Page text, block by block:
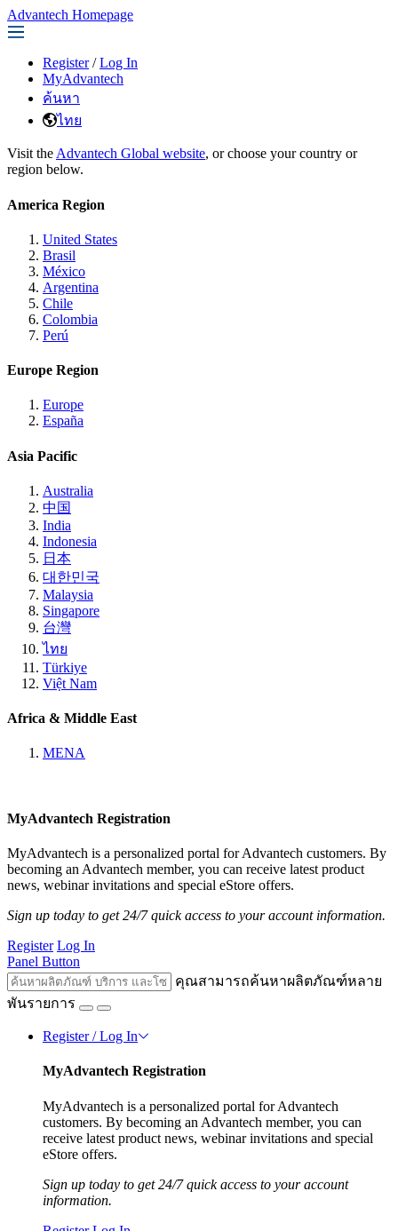
Advantech Homepage
Register / Log In
MyAdvantech
ค้นหา
ไทย
Visit the Advantech Global website, or choose your country or
region below.
America Region
United States
Brasil
México
Argentina
Chile
Colombia
Perú
Europe Region
Europe
España
Asia Pacific
Australia
中国
India
Indonesia
日本
대한민국
Malaysia
Singapore
台灣
ไทย
Türkiye
Việt Nam
Africa & Middle East
MENA
MyAdvantech Registration
MyAdvantech is a personalized portal for Advantech customers. By
becoming an Advantech member, you can receive latest product
news, webinar invitations and special eStore offers.
Sign up today to get 24/7 quick access to your account information.
Register Log In
Panel Button
คุณสามารถค้นหาผลิตภัณฑ์หลาย
พันรายการ
Register / Log In
MyAdvantech Registration
MyAdvantech is a personalized portal for Advantech
customers. By becoming an Advantech member, you can
receive latest product news, webinar invitations and special
eStore offers.
Sign up today to get 24/7 quick access to your account
information.